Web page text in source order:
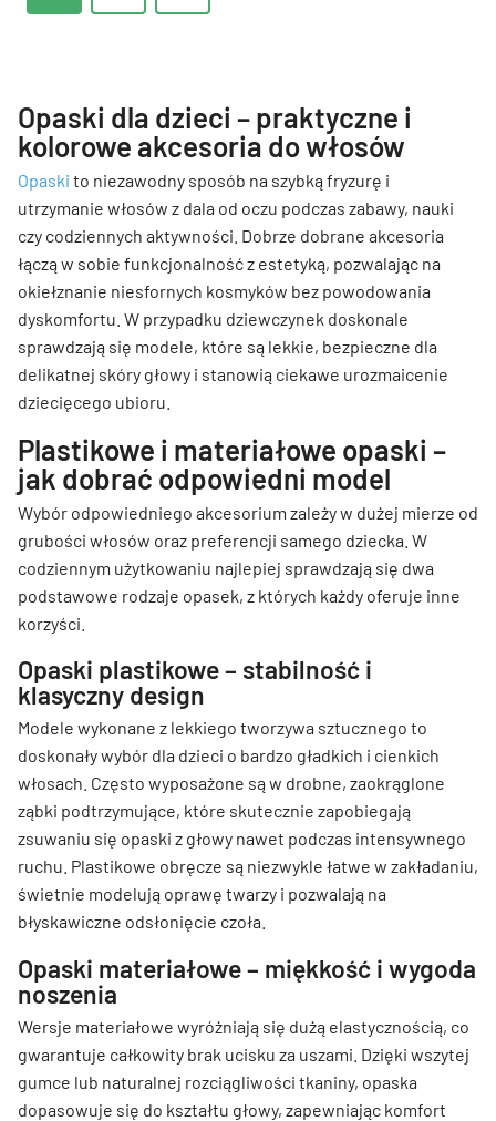
Opaski dla dzieci – praktyczne i
kolorowe akcesoria do włosów
Opaski to niezawodny sposób na szybką fryzurę i
utrzymanie włosów z dala od oczu podczas zabawy, nauki
czy codziennych aktywności. Dobrze dobrane akcesoria
łączą w sobie funkcjonalność z estetyką, pozwalając na
okiełznanie niesfornych kosmyków bez powodowania
dyskomfortu. W przypadku dziewczynek doskonale
sprawdzają się modele, które są lekkie, bezpieczne dla
delikatnej skóry głowy i stanowią ciekawe urozmaicenie
dziecięcego ubioru.
Plastikowe i materiałowe opaski –
jak dobrać odpowiedni model
Wybór odpowiedniego akcesorium zależy w dużej mierze od
grubości włosów oraz preferencji samego dziecka. W
codziennym użytkowaniu najlepiej sprawdzają się dwa
podstawowe rodzaje opasek, z których każdy oferuje inne
korzyści.
Opaski plastikowe – stabilność i
klasyczny design
Modele wykonane z lekkiego tworzywa sztucznego to
doskonały wybór dla dzieci o bardzo gładkich i cienkich
włosach. Często wyposażone są w drobne, zaokrąglone
ząbki podtrzymujące, które skutecznie zapobiegają
zsuwaniu się opaski z głowy nawet podczas intensywnego
ruchu. Plastikowe obręcze są niezwykle łatwe w zakładaniu,
świetnie modelują oprawę twarzy i pozwalają na
błyskawiczne odsłonięcie czoła.
Opaski materiałowe – miękkość i wygoda
noszenia
Wersje materiałowe wyróżniają się dużą elastycznością, co
gwarantuje całkowity brak ucisku za uszami. Dzięki wszytej
gumce lub naturalnej rozciągliwości tkaniny, opaska
dopasowuje się do kształtu głowy, zapewniając komfort